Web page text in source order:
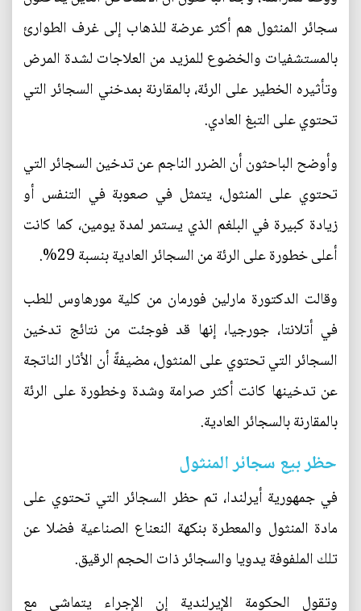
سجائر المنثول هم أكثر عرضة للذهاب إلى غرف الطوارئ
بالمستشفيات والخضوع للمزيد من العلاجات لشدة المرض
وتأثيره الخطير على الرئة، بالمقارنة بمدخني السجائر التي
تحتوي على التبغ العادي.
وأوضح الباحثون أن الضرر الناجم عن تدخين السجائر التي
تحتوي على المنثول، يتمثل في صعوبة في التنفس أو
زيادة كبيرة في البلغم الذي يستمر لمدة يومين، كما كانت
أعلى خطورة على الرئة من السجائر العادية بنسبة 29%.
وقالت الدكتورة مارلين فورمان من كلية مورهاوس للطب
في أتلانتا، جورجيا، إنها قد فوجئت من نتائج تدخين
السجائر التي تحتوي على المنثول، مضيفةً أن الأثار الناتجة
عن تدخينها كانت أكثر صرامة وشدة وخطورة على الرئة
بالمقارنة بالسجائر العادية.
حظر بيع سجائر المنثول
في جمهورية أيرلندا، تم حظر السجائر التي تحتوي على
مادة المنثول والمعطرة بنكهة النعناع الصناعية فضلا عن
تلك الملفوفة يدويا والسجائر ذات الحجم الرقيق.
وتقول الحكومة الإيرلندية إن الإجراء يتماشى مع